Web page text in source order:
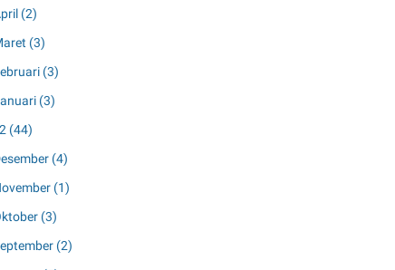
(2)
(3)
(3)
(3)
(44)
(4)
(1)
(3)
(2)